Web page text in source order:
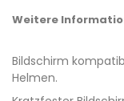
Weitere
Bildschirm
Helmen.